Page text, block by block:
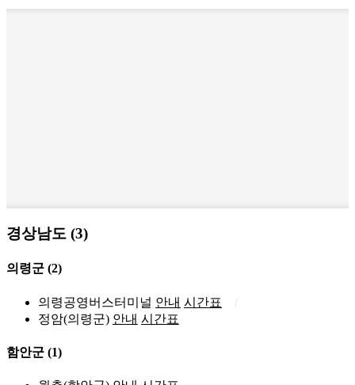
경상남도 (3)
의령군 (2)
의령공영버스터미널 안내 시간표
정암(의령군) 안내 시간표
함안군 (1)